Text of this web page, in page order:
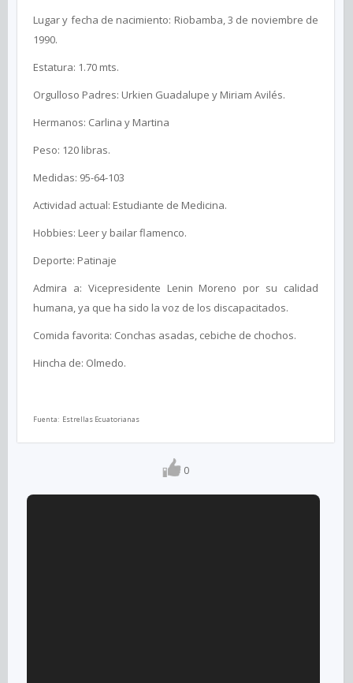
Lugar y fecha de nacimiento: Riobamba, 3 de noviembre de
1990.
Estatura: 1.70 mts.
Orgulloso Padres: Urkien Guadalupe y Miriam Avilés.
Hermanos: Carlina y Martina
Peso: 120 libras.
Medidas: 95-64-103
Actividad actual: Estudiante de Medicina.
Hobbies: Leer y bailar flamenco.
Deporte: Patinaje
Admira a: Vicepresidente Lenin Moreno por su calidad
humana, ya que ha sido la voz de los discapacitados.
Comida favorita: Conchas asadas, cebiche de chochos.
Hincha de: Olmedo.
Fuenta: Estrellas Ecuatorianas
0